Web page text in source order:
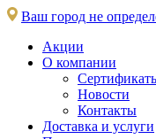
Ваш город не
Акции
О компании
Новости
Контакты
Доставка и услуги